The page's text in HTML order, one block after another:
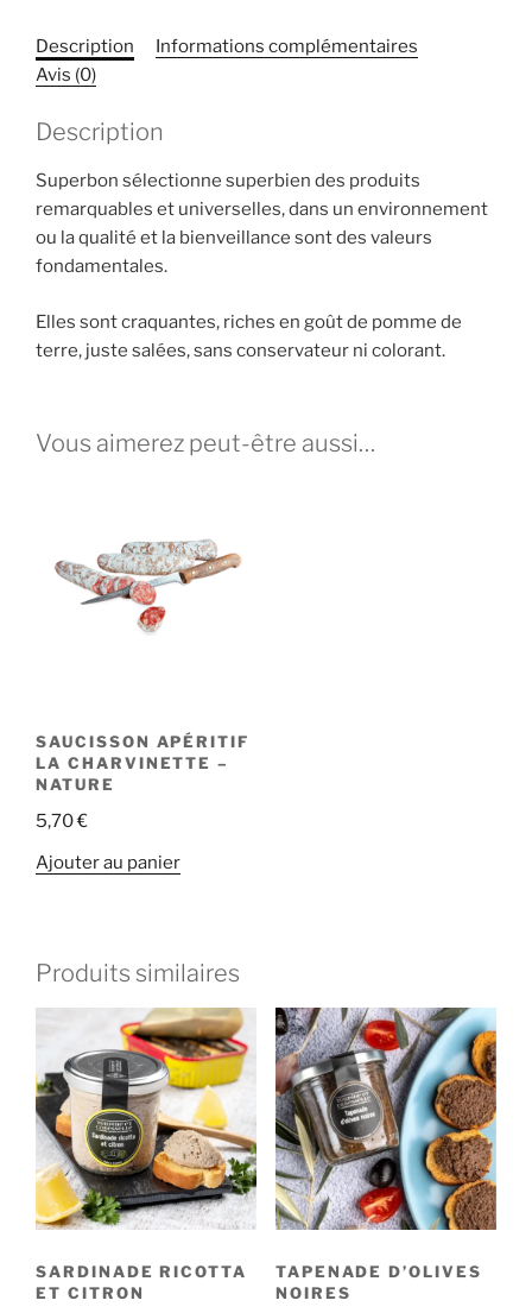
de
Madrid
SuperBon
Description
Informations complémentaires
Avis (0)
Description
Superbon sélectionne superbien des produits
remarquables et universelles, dans un environnement
ou la qualité et la bienveillance sont des valeurs
fondamentales.
Elles sont craquantes, riches en goût de pomme de
terre, juste salées, sans conservateur ni colorant.
Vous aimerez peut-être aussi…
SAUCISSON APÉRITIF
LA CHARVINETTE –
NATURE
5,70€
Ajouter au panier
Produits similaires
SARDINADE RICOTTA
ET CITRON
TAPENADE D’OLIVES
NOIRES